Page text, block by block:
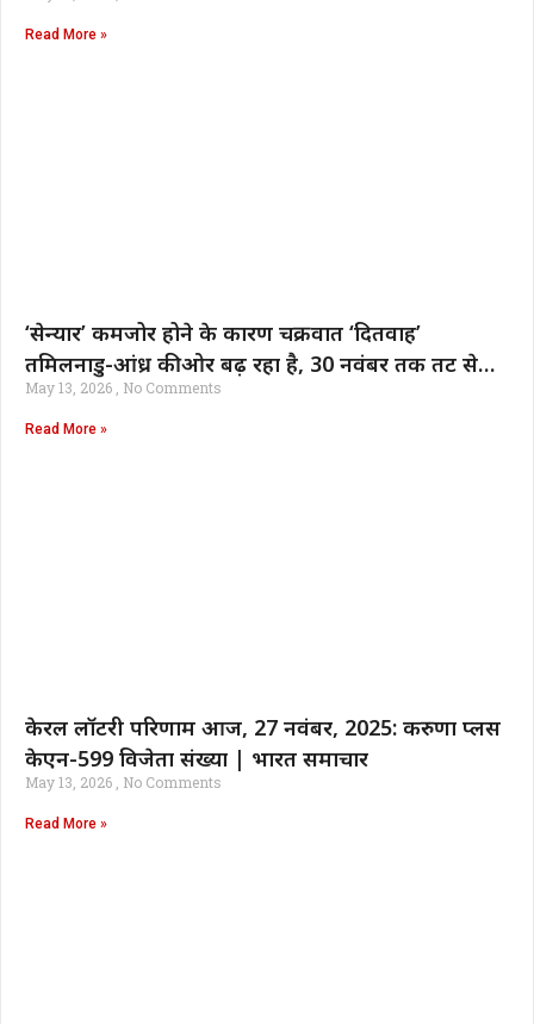
Read More »
‘सेन्यार’ कमजोर होने के कारण चक्रवात ‘दितवाह’
तमिलनाडु-आंध्र की ओर बढ़ रहा है, 30 नवंबर तक तट से
टकराएगा | भारत समाचार
May 13, 2026 No Comments
Read More »
केरल लॉटरी परिणाम आज, 27 नवंबर, 2025: करुणा प्लस
केएन-599 विजेता संख्या | भारत समाचार
May 13, 2026 No Comments
Read More »